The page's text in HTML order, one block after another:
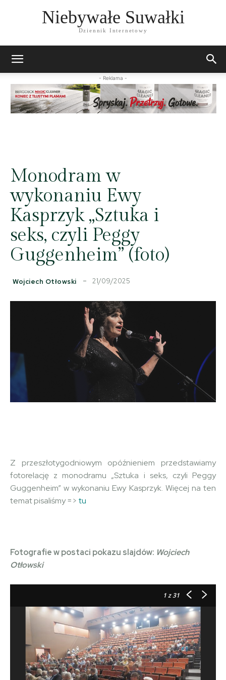
Niebywałe Suwałki
Dziennik Internetowy
- Reklama -
Monodram w
wykonaniu Ewy
Kasprzyk „Sztuka i
seks, czyli Peggy
Guggenheim” (foto)
Wojciech Otłowski 21/09/2025
Z przeszłotygodniowym opóźnieniem przedstawiamy
fotorelację z monodramu „Sztuka i seks, czyli Peggy
Guggenheim” w wykonaniu Ewy Kasprzyk. Więcej na ten
temat pisaliśmy => tu
Fotografie w postaci pokazu slajdów: Wojciech
Otłowski
1z 31